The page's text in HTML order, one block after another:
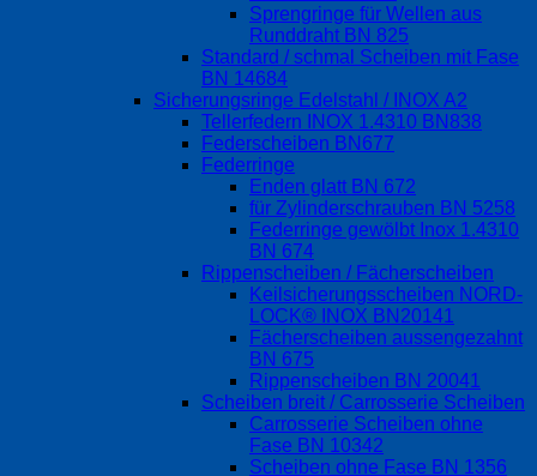
Sprengringe für Wellen aus
Runddraht BN 825
Standard / schmal Scheiben mit Fase
BN 14684
Sicherungsringe Edelstahl / INOX A2
Tellerfedern INOX 1.4310 BN838
Federscheiben BN677
Federringe
Enden glatt BN 672
für Zylinderschrauben BN 5258
Federringe gewölbt Inox 1.4310
BN 674
Rippenscheiben / Fächerscheiben
Keilsicherungsscheiben NORD-
LOCK® INOX BN20141
Fächerscheiben aussengezahnt
BN 675
Rippenscheiben BN 20041
Scheiben breit / Carrosserie Scheiben
Carrosserie Scheiben ohne
Fase BN 10342
Scheiben ohne Fase BN 1356